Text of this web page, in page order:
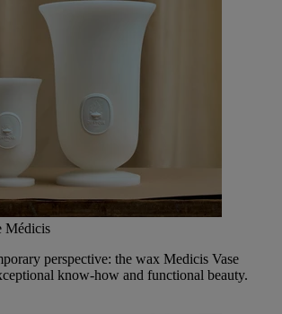
Médicis
perspective: the wax Medicis Vase
know-how and functional beauty.